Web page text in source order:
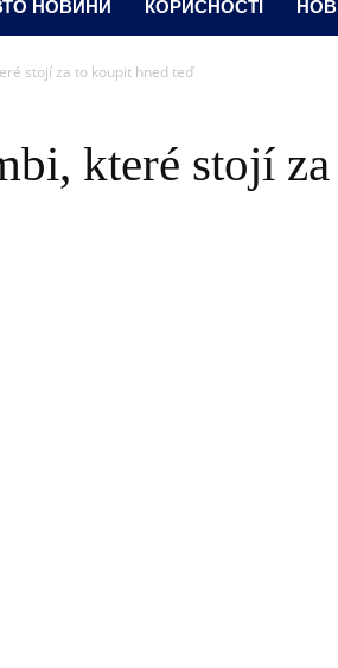
НОВИНИ КОРИСНОСТІ
stojí za to koupit hned teď
které stojí